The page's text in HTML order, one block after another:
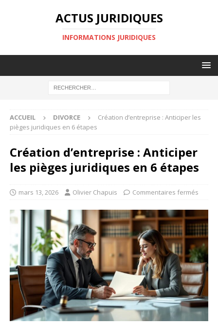
ACTUS JURIDIQUES
INFORMATIONS JURIDIQUES
ACCUEIL DIVORCE
Création d’entreprise : Anticiper les
pièges juridiques en 6 étapes
Création d’entreprise : Anticiper
les pièges juridiques en 6 étapes
mars 13, 2026 Olivier Chapuis Commentaires fermés